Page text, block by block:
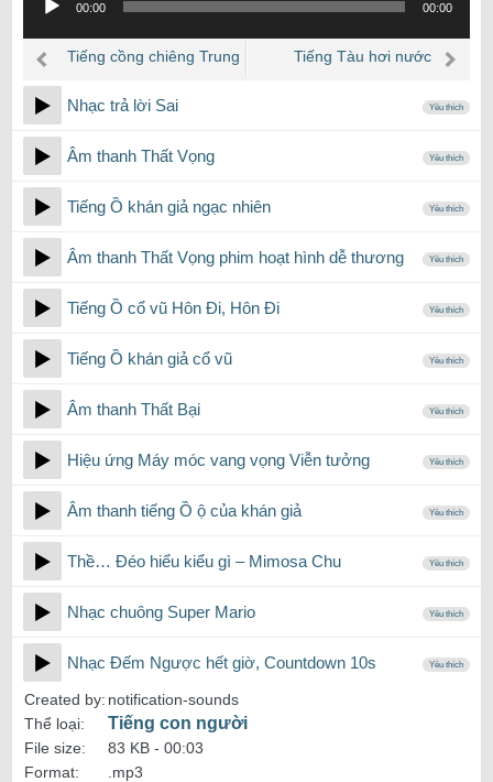
phát
âm
thanh
00:00 00:00
Tiếng cồng chiêng Trung
Tiếng Tàu hơi nước
Nhạc trả lời Sai Yêu thích
Âm thanh Thất Vọng Yêu thích
Tiếng Ồ khán giả ngạc nhiên Yêu thích
Âm thanh Thất Vọng phim hoạt hình dễ thương Yêu thích
Tiếng Ồ cổ vũ Hôn Đi, Hôn Đi Yêu thích
Tiếng Ồ khán giả cổ vũ Yêu thích
Âm thanh Thất Bại Yêu thích
Hiệu ứng Máy móc vang vọng Viễn tưởng Yêu thích
Âm thanh tiếng Ồ ộ của khán giả Yêu thích
Thề… Đéo hiểu kiểu gì – Mimosa Chu Yêu thích
Nhạc chuông Super Mario Yêu thích
Nhạc Đếm Ngược hết giờ, Countdown 10s Yêu thích
Created by: notification-sounds
Thể loại:
Tiếng con người
File size: 83 KB - 00:03
Format:
.mp3